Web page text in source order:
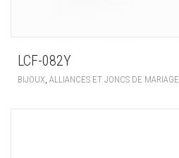
LCF-082Y
BIJOUX, ALLIANCES ET JONCS DE MARIAGE